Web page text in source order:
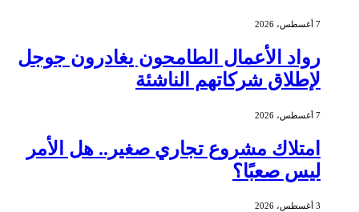
7 أغسطس، 2026
رواد الأعمال الطامحون يغادرون جوجل
لإطلاق شركاتهم الناشئة
7 أغسطس، 2026
امتلاك مشروع تجاري صغير.. هل الأمر
ليس صعبًا؟
3 أغسطس، 2026